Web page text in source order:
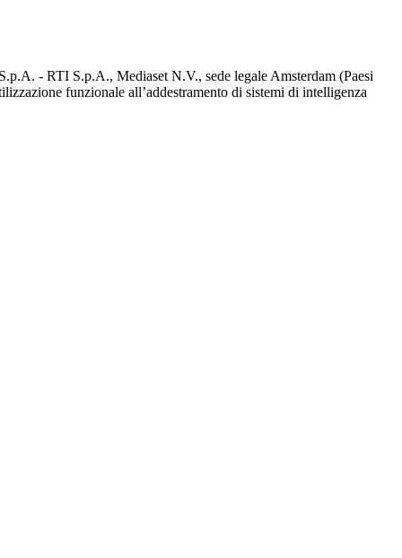
- RTI S.p.A., Mediaset N.V., sede legale Amsterdam (Paesi
funzionale all’addestramento di sistemi di intelligenza